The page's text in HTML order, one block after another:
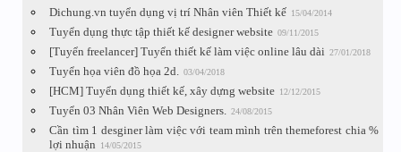
Dichung.vn tuyển dụng vị trí Nhân viên Thiết kế 15/04/2014
Tuyển dụng thực tập thiết kế designer website 09/11/2015
[Tuyển freelancer] Tuyển thiết kế làm việc online lâu dài 27/01/2018
Tuyển họa viên đồ họa 2d. 03/04/2018
[HCM] Tuyển dụng thiết kế, xây dựng website 12/12/2015
Tuyển 03 Nhân Viên Web Designers. 24/08/2015
Cần tìm 1 desginer làm việc với team mình trên themeforest chia %
lợi nhuận
14/05/2015